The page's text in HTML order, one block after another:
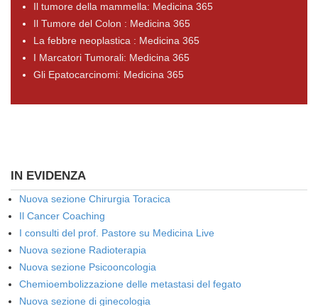
Il tumore della mammella: Medicina 365
Il Tumore del Colon : Medicina 365
La febbre neoplastica : Medicina 365
I Marcatori Tumorali: Medicina 365
Gli Epatocarcinomi: Medicina 365
IN EVIDENZA
Nuova sezione Chirurgia Toracica
Il Cancer Coaching
I consulti del prof. Pastore su Medicina Live
Nuova sezione Radioterapia
Nuova sezione Psicooncologia
Chemioembolizzazione delle metastasi del fegato
Nuova sezione di ginecologia